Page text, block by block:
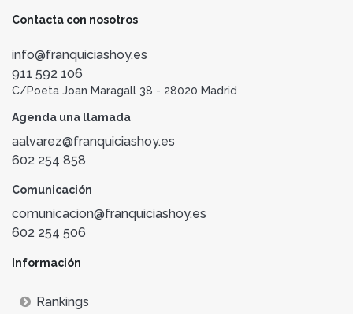
Contacta con nosotros
info@franquiciashoy.es
911 592 106
C/Poeta Joan Maragall 38 - 28020 Madrid
Agenda una llamada
aalvarez@franquiciashoy.es
602 254 858
Comunicación
comunicacion@franquiciashoy.es
602 254 506
Información
Rankings